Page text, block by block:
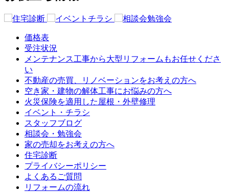
価格表
受注状況
メンテナンス工事から大型リフォームもお任せくださ
い
不動産の売買、リノベーションをお考えの方へ
空き家・建物の解体工事にお悩みの方へ
火災保険を適用した屋根・外壁修理
イベント・チラシ
スタッフブログ
相談会・勉強会
家の売却をお考えの方へ
住宅診断
プライバシーポリシー
よくあるご質問
リフォームの流れ